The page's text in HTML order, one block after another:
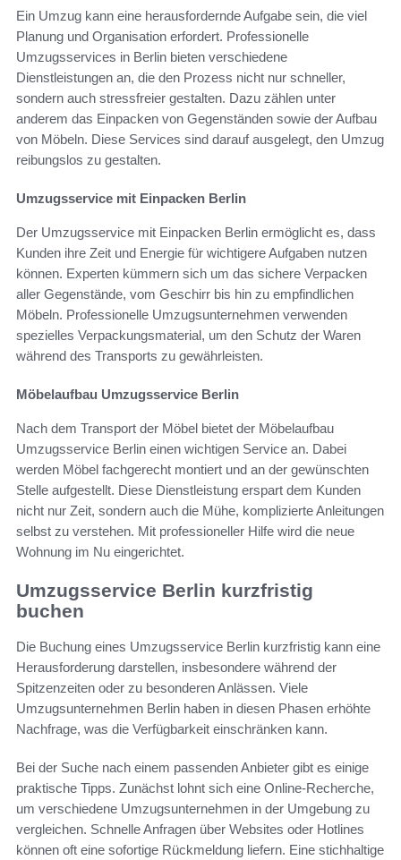
Ein Umzug kann eine herausfordernde Aufgabe sein, die viel
Planung und Organisation erfordert. Professionelle
Umzugsservices in Berlin bieten verschiedene
Dienstleistungen an, die den Prozess nicht nur schneller,
sondern auch stressfreier gestalten. Dazu zählen unter
anderem das Einpacken von Gegenständen sowie der Aufbau
von Möbeln. Diese Services sind darauf ausgelegt, den Umzug
reibungslos zu gestalten.
Umzugsservice mit Einpacken Berlin
Der Umzugsservice mit Einpacken Berlin ermöglicht es, dass
Kunden ihre Zeit und Energie für wichtigere Aufgaben nutzen
können. Experten kümmern sich um das sichere Verpacken
aller Gegenstände, vom Geschirr bis hin zu empfindlichen
Möbeln. Professionelle Umzugsunternehmen verwenden
spezielles Verpackungsmaterial, um den Schutz der Waren
während des Transports zu gewährleisten.
Möbelaufbau Umzugsservice Berlin
Nach dem Transport der Möbel bietet der Möbelaufbau
Umzugsservice Berlin einen wichtigen Service an. Dabei
werden Möbel fachgerecht montiert und an der gewünschten
Stelle aufgestellt. Diese Dienstleistung erspart dem Kunden
nicht nur Zeit, sondern auch die Mühe, komplizierte Anleitungen
selbst zu verstehen. Mit professioneller Hilfe wird die neue
Wohnung im Nu eingerichtet.
Umzugsservice Berlin kurzfristig
buchen
Die Buchung eines Umzugsservice Berlin kurzfristig kann eine
Herausforderung darstellen, insbesondere während der
Spitzenzeiten oder zu besonderen Anlässen. Viele
Umzugsunternehmen Berlin haben in diesen Phasen erhöhte
Nachfrage, was die Verfügbarkeit einschränken kann.
Bei der Suche nach einem passenden Anbieter gibt es einige
praktische Tipps. Zunächst lohnt sich eine Online-Recherche,
um verschiedene Umzugsunternehmen in der Umgebung zu
vergleichen. Schnelle Anfragen über Websites oder Hotlines
können oft eine sofortige Rückmeldung liefern. Eine stichhaltige